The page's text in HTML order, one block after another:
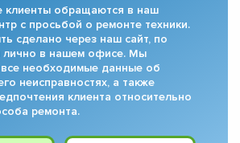
клиенты обращаются в наш
с просьбой о ремонте техники.
сделано через наш сайт, по
лично в нашем офисе. Мы
все необходимые данные об
неисправностях, а также
клиента относительно
ремонта.